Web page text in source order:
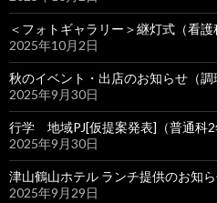
＜フォトギャラリー＞継灯式（看護
2025年10月2日
秋のイベント・出店のお知らせ（調
2025年9月30日
行学 地域PJ[仮提案発表]（普通科2
2025年9月30日
津山鶴山ホテル ランチ提供のお知ら
2025年9月29日